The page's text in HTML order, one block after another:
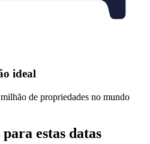
ideal
de propriedades no mundo
estas datas